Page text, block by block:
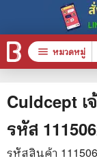
Culdcept เ
รหัส
รหัสสินค้า
menu หมวดหมู่
หนังสือทั้งหมด